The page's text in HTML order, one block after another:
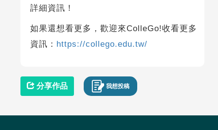
詳細資訊！
如果還想看更多，歡迎來ColleGo!收看更多
資訊： https://collego.edu.tw/
分享作品 我想投稿